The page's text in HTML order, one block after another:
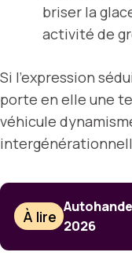
briser la
activité de
Si l’expression
porte en elle une
véhicule
À lire 2026